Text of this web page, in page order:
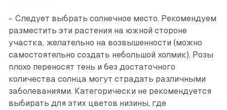
- Следует выбрать солнечное место. Рекомендуем
разместить эти растения на южной стороне
участка, желательно на возвышенности (можно
самостоятельно создать небольшой холмик). Розы
плохо переносят тень и без достаточного
количества солнца могут страдать различными
заболеваниями. Категорически не рекомендуется
выбирать для этих цветов низины, где